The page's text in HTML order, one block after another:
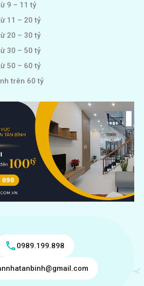
9 – 11 tỷ
11 – 20 tỷ
20 – 30 tỷ
30 – 50 tỷ
50 – 60 tỷ
trên 60 tỷ
0989.199.898